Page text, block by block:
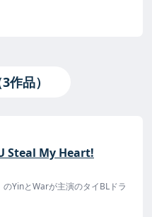
作品）
Steal My Heart!
のYinとWarが主演のタイBLドラ